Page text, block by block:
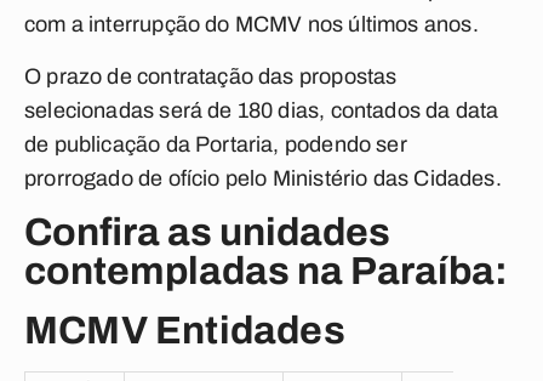
com a interrupção do MCMV nos últimos anos.
O prazo de contratação das propostas
selecionadas será de 180 dias, contados da data
de publicação da Portaria, podendo ser
prorrogado de ofício pelo Ministério das Cidades.
Confira as unidades
contempladas na Paraíba:
MCMV Entidades